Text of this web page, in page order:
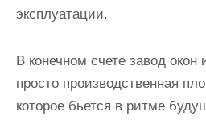
эксплуатации.
В конечном счете завод
просто производственная
которое бьется в ритме